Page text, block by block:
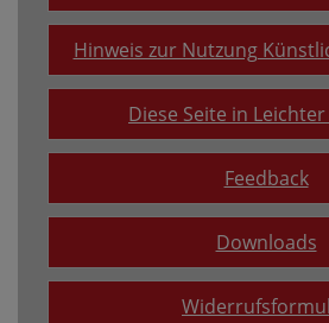
Hinweis zur Nutzung
Diese Seite in
Feedback
Downloads